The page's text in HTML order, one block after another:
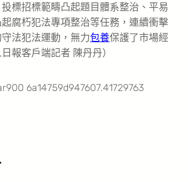
標招標範疇凸起題目體系整治、平易
腐朽犯法專項整治等任務，連續衝擊
法犯法運動，無力包養保護了市場經
報客戶端記者 陳丹丹）
6a14759d947607.41729763